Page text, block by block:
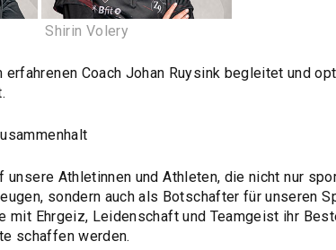
Shirin Volery
erfahrenen Coach Johan Ruysink begleitet und
Athletinnen und Athleten, die nicht nur
sondern auch als Botschafter für unseren
mit Ehrgeiz, Leidenschaft und Teamgeist ihr
schaffen werden.